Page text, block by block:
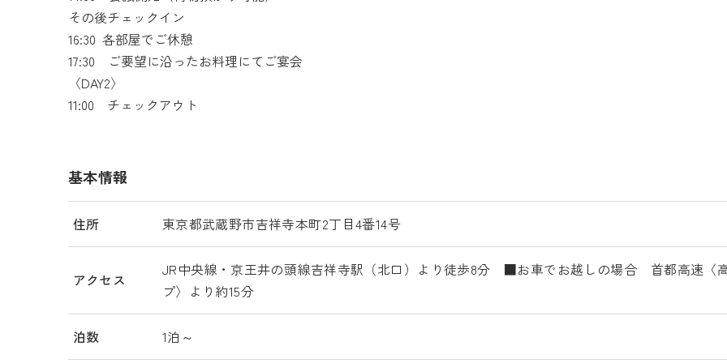
その後チェックイン
16:30 各部屋でご休憩
17:30 ご要望に沿ったお料理にてご宴会
〈DAY2〉
11:00 チェックアウト
基本情報
住所 東京都武蔵野市吉祥寺本町2丁目4番14号
アクセス
JR中央線・京王井の頭線吉祥寺駅（北口）より徒歩8分 ■お車でお越しの場合 首都高速〈
プ〉より約15分
泊数 1泊～